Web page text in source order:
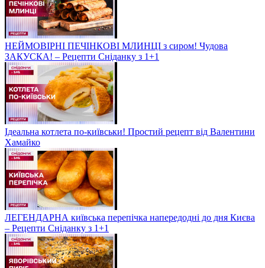
НЕЙМОВІРНІ ПЕЧІНКОВІ МЛИНЦІ з сиром! Чудова
ЗАКУСКА! – Рецепти Сніданку з 1+1
Ідеальна котлета по-київськи! Простий рецепт від Валентини
Хамайко
ЛЕГЕНДАРНА київська перепічка напередодні до дня Києва
– Рецепти Сніданку з 1+1